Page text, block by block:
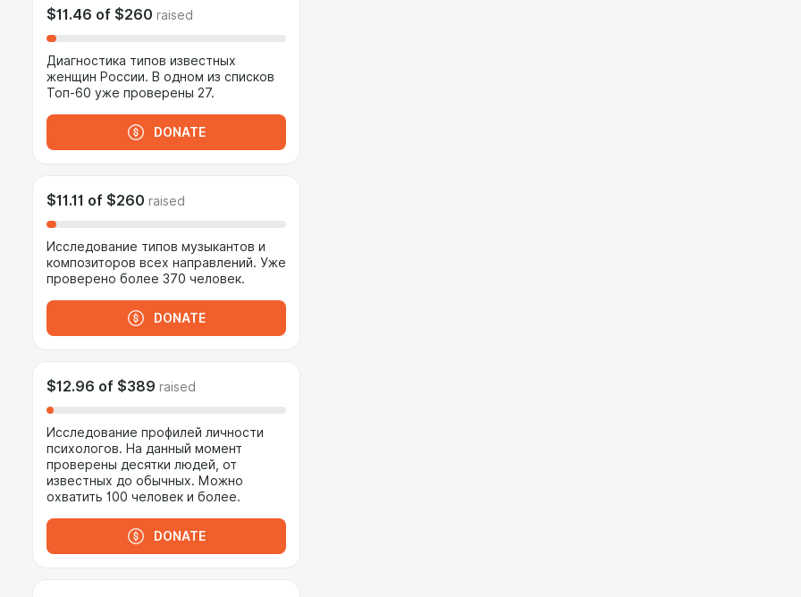
$11.46 of $260 raised
Диагностика типов известных
женщин России. В одном из списков
Топ-60 уже проверены 27.
DONATE
$11.11 of $260 raised
Исследование типов музыкантов и
композиторов всех направлений. Уже
проверено более 370 человек.
DONATE
$12.96 of $389 raised
Исследование профилей личности
психологов. На данный момент
проверены десятки людей, от
известных до обычных. Можно
охватить 100 человек и более.
DONATE